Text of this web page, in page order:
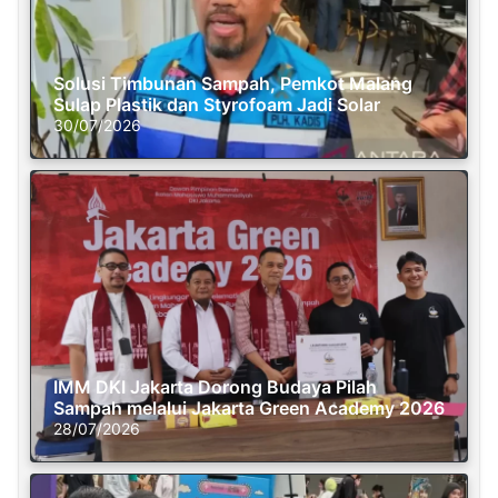
Solusi Timbunan Sampah, Pemkot Malang
Sulap Plastik dan Styrofoam Jadi Solar
30/07/2026
IMM DKI Jakarta Dorong Budaya Pilah
Sampah melalui Jakarta Green Academy 2026
28/07/2026